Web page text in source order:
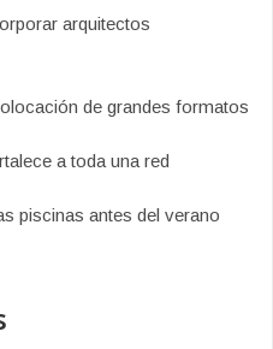
arquitectos
de grandes formatos
a toda una red
piscinas antes del verano